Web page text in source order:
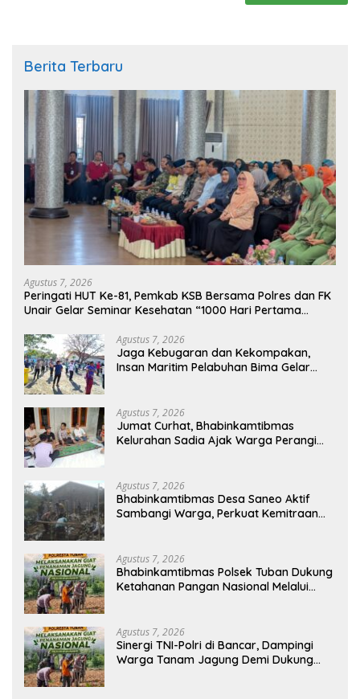
Berita Terbaru
Agustus 7, 2026
Peringati HUT Ke-81, Pemkab KSB Bersama Polres dan FK
Unair Gelar Seminar Kesehatan “1000 Hari Pertama
Agustus 7, 2026
Jaga Kebugaran dan Kekompakan,
Insan Maritim Pelabuhan Bima Gelar
Agustus 7, 2026
Jumat Curhat, Bhabinkamtibmas
Kelurahan Sadia Ajak Warga Perangi
Agustus 7, 2026
Bhabinkamtibmas Desa Saneo Aktif
Sambangi Warga, Perkuat Kemitraan
Agustus 7, 2026
Bhabinkamtibmas Polsek Tuban Dukung
Ketahanan Pangan Nasional Melalui
Agustus 7, 2026
Sinergi TNI-Polri di Bancar, Dampingi
Warga Tanam Jagung Demi Dukung